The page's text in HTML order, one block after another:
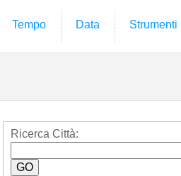
Tempo Data Strumenti
Ricerca Città: